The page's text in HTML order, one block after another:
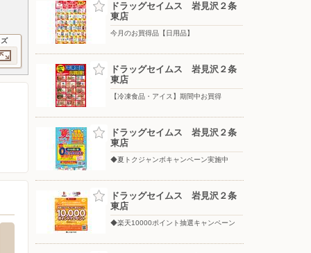
ドラッグセイムス 岩見沢２条
東店
今月のお買得品【日用品】
ドラッグセイムス 岩見沢２条
東店
【冷凍食品・アイス】期間中お買得
ドラッグセイムス 岩見沢２条
東店
◆夏トクジャンボキャンペーン実施中
ドラッグセイムス 岩見沢２条
東店
◆楽天10000ポイント抽選キャンペーン